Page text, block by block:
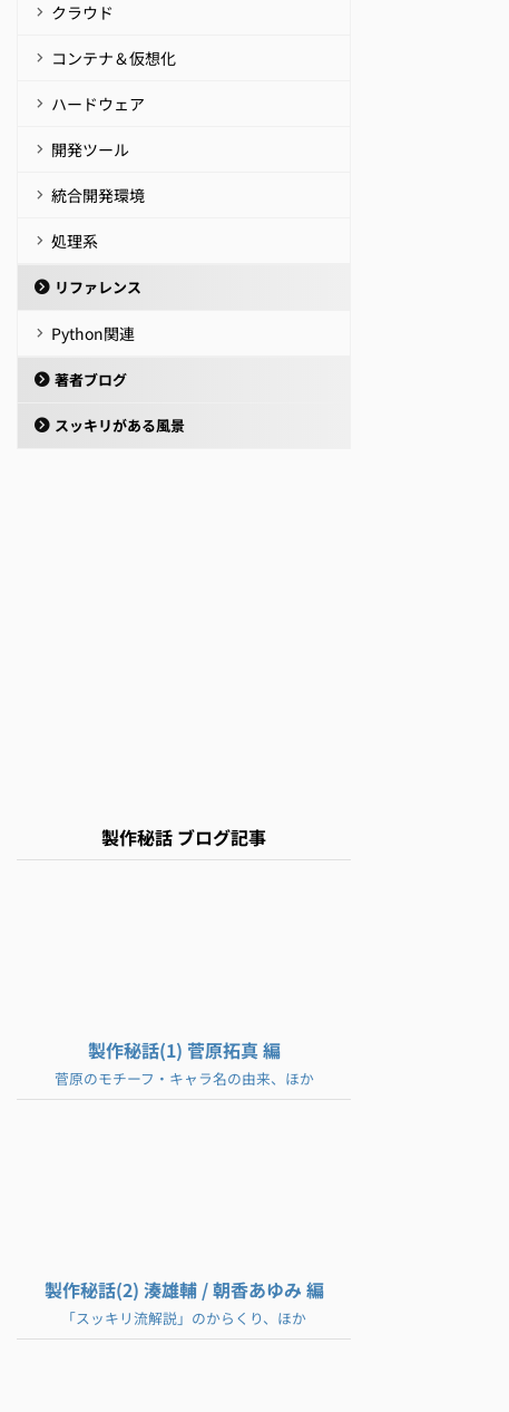
クラウド
コンテナ＆仮想化
ハードウェア
開発ツール
統合開発環境
処理系
リファレンス
Python関連
著者ブログ
スッキリがある風景
製作秘話 ブログ記事
製作秘話(1) 菅原拓真 編
菅原のモチーフ・キャラ名の由来、ほか
製作秘話(2) 湊雄輔 / 朝香あゆみ 編
「スッキリ流解説」のからくり、ほか